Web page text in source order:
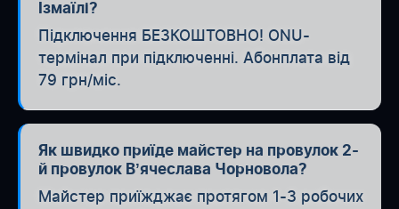
Ізмаїлі?
Підключення БЕЗКОШТОВНО! ONU-
термінал при підключенні. Абонплата від
79 грн/міс.
Як швидко приїде майстер на провулок 2-
й провулок Вʼячеслава Чорновола?
Майстер приїжджає протягом 1-3 робочих